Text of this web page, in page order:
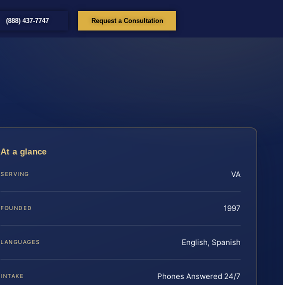
(888) 437-7747 Request a Consultation
At a glance
SERVING VA
FOUNDED 1997
LANGUAGES English, Spanish
INTAKE Phones Answered 24/7